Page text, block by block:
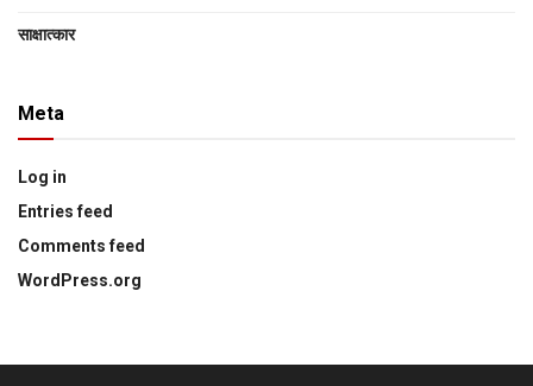
साक्षात्‍कार
Meta
Log in
Entries feed
Comments feed
WordPress.org